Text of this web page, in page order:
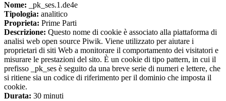
Nome: _pk_ses.1.de4e
Tipologia: analitico
Proprieta: Prime Parti
Descrizione: Questo nome di cookie è associato alla piattaforma di
analisi web open source Piwik. Viene utilizzato per aiutare i
proprietari di siti Web a monitorare il comportamento dei visitatori e
misurare le prestazioni del sito. È un cookie di tipo pattern, in cui il
prefisso _pk_ses è seguito da una breve serie di numeri e lettere, che
si ritiene sia un codice di riferimento per il dominio che imposta il
cookie.
Durata: 30 minuti